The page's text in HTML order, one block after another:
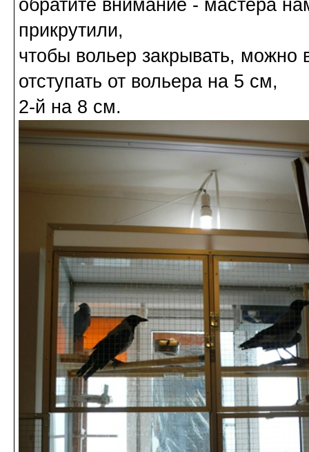
обратите внимание - мастера
прикрутили,
чтобы вольер закрывать,
отступать от вольера на 5 см,
2-й на 8 см.